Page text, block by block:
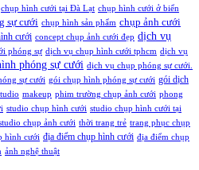
chụp hình cưới tại Đà Lạt chụp hình cưới ở biển
sự cưới chụp hình sản phẩm chụp ảnh cưới
cưới concept chụp ảnh cưới đẹp dịch vụ
phóng sự dịch vụ chụp hình cưới tphcm dịch vụ
phóng sự cưới dịch vụ chụp phóng sự cưới.
sự cưới gói chụp hình phóng sự cưới gói dịch
makeup phim trường chụp ảnh cưới phong
studio chụp hình cưới studio chụp hình cưới tại
chụp ảnh cưới thời trang trẻ trang phục chụp
hình cưới địa điểm chụp hình cưới địa điểm chụp
ảnh nghệ thuật